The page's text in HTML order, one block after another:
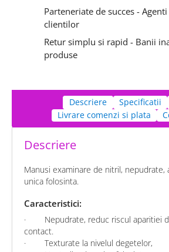
Parteneriate de succes -
clientilor
Retur simplu si rapid - Banii
produse
Descriere Specificatii
Livrare comenzi si plata
Descriere
Manusi examinare de nitril, nepudrate,
unica folosinta.
Caracteristici:
·
Nepudrate, reduc riscul aparitiei
contact.
·
Texturate la nivelul degetelor,